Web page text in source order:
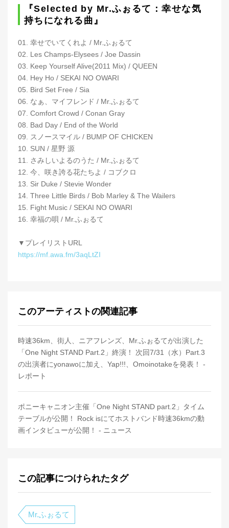
『Selected by Mr.ふぉるて：幸せな気
持ちになれる曲』
01. 幸せでいてくれよ / Mr.ふぉるて
02. Les Champs-Elysees / Joe Dassin
03. Keep Yourself Alive(2011 Mix) / QUEEN
04. Hey Ho / SEKAI NO OWARI
05. Bird Set Free / Sia
06. なぁ、マイフレンド / Mr.ふぉるて
07. Comfort Crowd / Conan Gray
08. Bad Day / End of the World
09. スノースマイル / BUMP OF CHICKEN
10. SUN / 星野 源
11. さみしいよるのうた / Mr.ふぉるて
12. 今、咲き誇る花たちよ / コブクロ
13. Sir Duke / Stevie Wonder
14. Three Little Birds / Bob Marley & The Wailers
15. Fight Music / SEKAI NO OWARI
16. 幸福の唄 / Mr.ふぉるて
▼プレイリストURL
https://mf.awa.fm/3aqLtZI
このアーティストの関連記事
時速36km、街人、ニアフレンズ、Mr.ふぉるてが出演した
「One Night STAND Part.2」終演！ 次回7/31（水）Part.3
の出演者にyonawoに加え、Yap!!!、Omoinotakeを発表！ -
レポート
ポニーキャニオン主催「One Night STAND part.2」タイム
テーブルが公開！ Rock isにてホストバンド時速36kmの動
画インタビューが公開！ - ニュース
この記事につけられたタグ
Mr.ふぉるて